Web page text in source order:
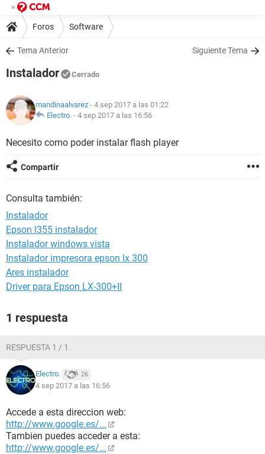
Foros Software
Tema Anterior Siguiente Tema
Instalador Cerrado
mandinaalvarez - 4 sep 2017 a las 01:22
Electro. - 4 sep 2017 a las 16:56
Necesito como poder instalar flash player
Compartir
Consulta también:
Instalador
Epson l355 instalador
Instalador windows vista
Instalador impresora epson lx 300
Ares instalador
Driver para Epson LX-300+II
1 respuesta
RESPUESTA 1 / 1
Electro. 26
4 sep 2017 a las 16:56
Accede a esta direccion web:
http://www.google.es/...
Tambien puedes acceder a esta:
http://www.google.es/...